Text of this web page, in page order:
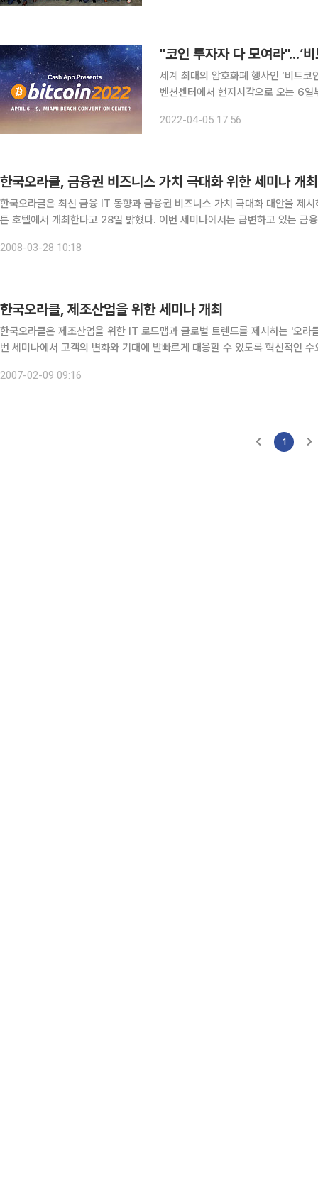
"코인 투자자 다 모여라"...‘
세계 최대의 암호화폐 행사인 ‘비트
벤션센터에서 현지시각으로 오는 6일부터 9일까지
진행한다. 주요 연사로는 △세계
2022-04-05 17:56
한국오라클, 금융권 비즈니스 가치 극대화 위한 세미나 개최
한국오라클은 최신 금융 IT 동향과 금융권 비즈니스 가치 극대화 대안을 제
튼 호텔에서 개최한다고 28일 밝혔다. 이번 세미나에서는 급변하고 있는 금융 시장에 관한 최신 동향과 함께 금융 산업을 위한 오라클 솔루
2008-03-28 10:18
한국오라클, 제조산업을 위한 세미나 개최
한국오라클은 제조산업을 위한 IT 로드맵과 글로벌 트렌드를 제시하는 '오라
번 세미나에서 고객의 변화와 기대에 발빠르게 대응할 수 있도록 혁신적인
2007-02-09 09:16
1